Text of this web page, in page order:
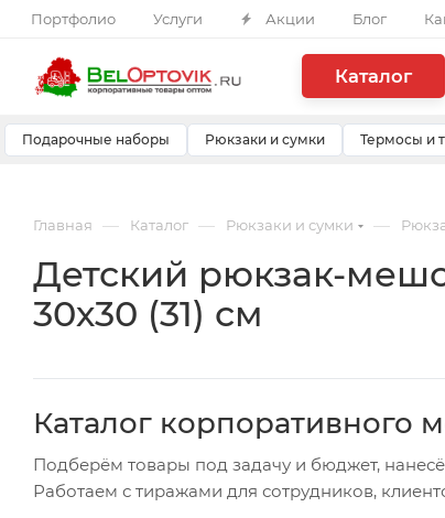
Портфолио Услуги Акции Блог
Каталог
Подарочные наборы Рюкзаки и сумки Термосы и
Главная — Каталог — Рюкзаки и сумки —
Детский рюкзак-
30х30 (31) см
Каталог корпоративного
Подберём товары под задачу и бюджет,
Работаем с тиражами для сотрудников,